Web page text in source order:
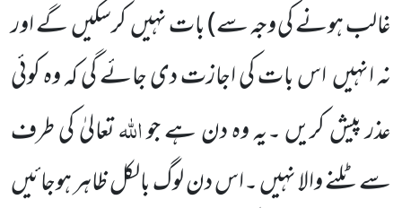
غالب ہونے کی وجہ سے)بات نہیں کرسکیں گے اور
نہ انہیں اس بات کی اجازت دی جائے گی کہ وہ کوئی
عذر پیش کریں ۔یہ وہ دن ہے جواللّٰہتعالیٰ کی طرف
سے ٹلنے والا نہیں ۔اس دن لوگ بالکل ظاہر ہوجائیں